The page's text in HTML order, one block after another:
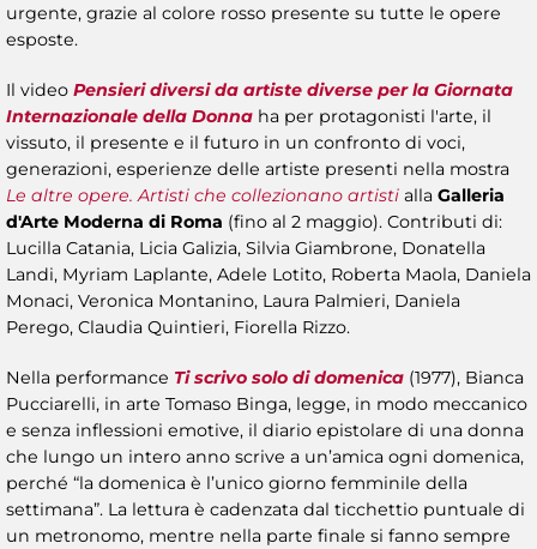
urgente, grazie al colore rosso presente su tutte le opere
esposte.
Il video Pensieri diversi da artiste diverse per la Giornata
Internazionale della Donna ha per protagonisti l'arte, il
vissuto, il presente e il futuro in un confronto di voci,
generazioni, esperienze delle artiste presenti nella mostra
Le altre opere. Artisti che collezionano artisti alla Galleria
d'Arte Moderna di Roma (fino al 2 maggio). Contributi di:
Lucilla Catania, Licia Galizia, Silvia Giambrone, Donatella
Landi, Myriam Laplante, Adele Lotito, Roberta Maola, Daniela
Monaci, Veronica Montanino, Laura Palmieri, Daniela
Perego, Claudia Quintieri, Fiorella Rizzo.
Nella performance Ti scrivo solo di domenica (1977), Bianca
Pucciarelli, in arte Tomaso Binga, legge, in modo meccanico
e senza inflessioni emotive, il diario epistolare di una donna
che lungo un intero anno scrive a un’amica ogni domenica,
perché “la domenica è l’unico giorno femminile della
settimana”. La lettura è cadenzata dal ticchettio puntuale di
un metronomo, mentre nella parte finale si fanno sempre